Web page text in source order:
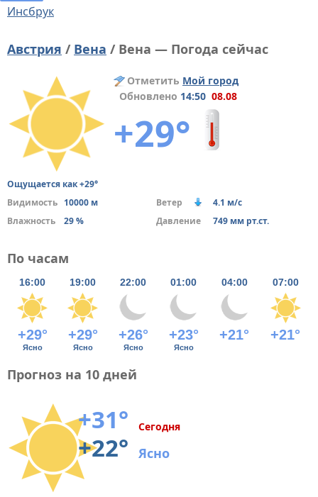
Инсбрук
Австрия / Вена / Вена — Погода сейчас
Отметить Мой город
Обновлено 14:50 08.08
+29°
Ощущается как +29°
Видимость 10000 м Ветер
4.1 м/с
Влажность
29 % Давление 749 мм рт.ст.
По часам
16:00 19:00 22:00 01:00 04:00 07:00
+29° +29° +26° +23° +21° +21°
Ясно Ясно Ясно Ясно
Прогноз на 10 дней
+31°
+22°
Сегодня
Ясно